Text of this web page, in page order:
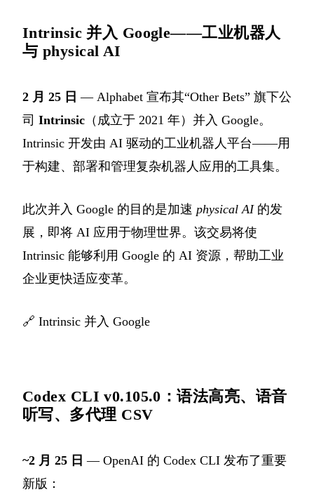
Intrinsic 并入 Google——工业机器人
与 physical AI
2 月 25 日 — Alphabet 宣布其“Other Bets” 旗下公
司 Intrinsic （成立于 2021 年）并入 Google。
Intrinsic 开发由 AI 驱动的工业机器人平台——用
于构建、部署和管理复杂机器人应用的工具集。
此次并入 Google 的目的是加速 physical AI的发
展，即将 AI 应用于物理世界。该交易将使
Intrinsic 能够利用 Google 的 AI 资源，帮助工业
企业更快适应变革。
🔗 Intrinsic 并入 Google
Codex CLI v0.105.0：语法高亮、语音
听写、多代理 CSV
~2 月 25 日 — OpenAI 的 Codex CLI 发布了重要
新版：